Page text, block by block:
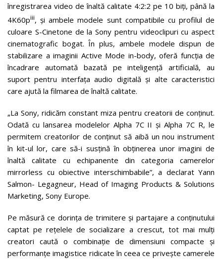
înregistrarea video de înaltă calitate 4:2:2 pe 10 biți, până la
4K60piii, și ambele modele sunt compatibile cu profilul de
culoare S-Cinetone de la Sony pentru videoclipuri cu aspect
cinematografic bogat. În plus, ambele modele dispun de
stabilizare a imaginii Active Mode in-body, oferă funcția de
încadrare automată bazată pe inteligență artificială, au
suport pentru interfața audio digitală și alte caracteristici
care ajută la filmarea de înaltă calitate.
„La Sony, ridicăm constant miza pentru creatorii de conținut.
Odată cu lansarea modelelor Alpha 7C II și Alpha 7C R, le
permitem creatorilor de conținut să aibă un nou instrument
în kit-ul lor, care să-i susțină în obținerea unor imagini de
înaltă calitate cu echipanente din categoria camerelor
mirrorless cu obiective interschimbabile”, a declarat Yann
Salmon- Legagneur, Head of Imaging Products & Solutions
Marketing, Sony Europe.
Pe măsură ce dorința de trimitere și partajare a conținutului
captat pe rețelele de socializare a crescut, tot mai mulți
creatori caută o combinație de dimensiuni compacte și
performanțe imagistice ridicate în ceea ce privește camerele